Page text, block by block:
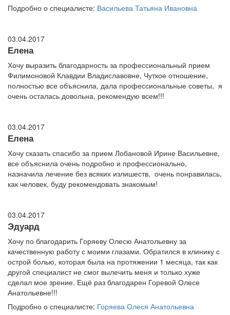
Подробно о специалисте: Васильева Татьяна Ивановна
03.04.2017
Елена
Хочу выразить благодарность за профессиональный прием
Филимоновой Клавдии Владиславовне, Чуткое отношение,
полностью все объяснила, дала профессиональные советы, я
очень осталась довольна, рекомендую всем!!!
03.04.2017
Елена
Хочу сказать спасибо за прием Лобановой Ирине Васильевне,
все объяснила очень подробно и профессионально,
назначила лечение без всяких излишеств, очень понравилась,
как человек, буду рекомендовать знакомым!
03.04.2017
Эдуард
Хочу по благодарить Горяеву Олесю Анатольевну за
качественную работу с моими глазами. Обратился в клинику с
острой болью, которая была на протяжении 1 месяца, так как
другой специалист не смог вылечить меня и только хуже
сделал мое зрение. Ещё раз благодарен Горевой Олесе
Анатольевне!!!
Подробно о специалисте: Горяева Олеся Анатольевна